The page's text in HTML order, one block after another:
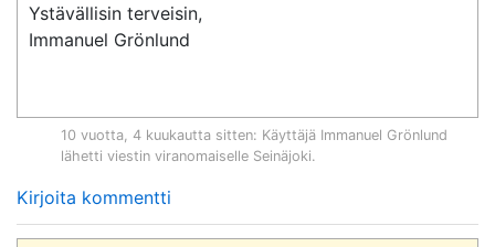
Ystävällisin terveisin,
Immanuel Grönlund
10 vuotta, 4 kuukautta sitten: Käyttäjä Immanuel Grönlund
lähetti viestin viranomaiselle Seinäjoki.
Kirjoita kommentti